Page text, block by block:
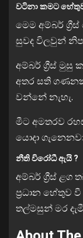
වටිනා කමට
මෙම අම්බර්
සුවද විලවුන්
අම්බර් ග්‍රීස් මුසු
අතර සති
වන්නේ නැහැ.
මීට අමතරව
යොදා
නීති විරෝධී ඇයි ?
අම්බර් ග්‍රීස්
ප්‍රධාන හේතුව
තල්මසුන් මර